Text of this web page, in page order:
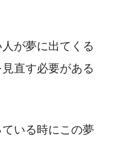
が夢に出てくる
直す必要がある
いる時にこの夢